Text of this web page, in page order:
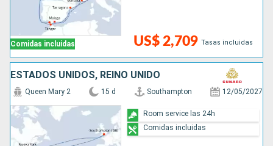
Comidas incluidas US$ 2,709 Tasas incluidas
ESTADOS UNIDOS, REINO UNIDO
Queen Mary 2 15 d Southampton 12/05/2027
Room service las 24h
Comidas incluidas